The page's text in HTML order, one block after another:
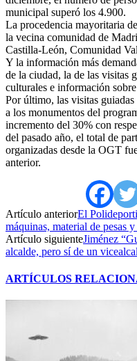
municipal superó los 4.900.
La procedencia mayoritaria
la vecina comunidad de
Castilla-León, Comunidad
Y la información más
de la ciudad, la de las visitas
culturales e información
Por último, las visitas guiadas
a los monumentos del
incremento del 30% con
del pasado año, el total de
organizadas desde la OGT
anterior.
Artículo anteriorEl
máquinas, material de pesas
Artículo siguienteJiménez
alcalde, pero sí de un
ARTÍCULOS